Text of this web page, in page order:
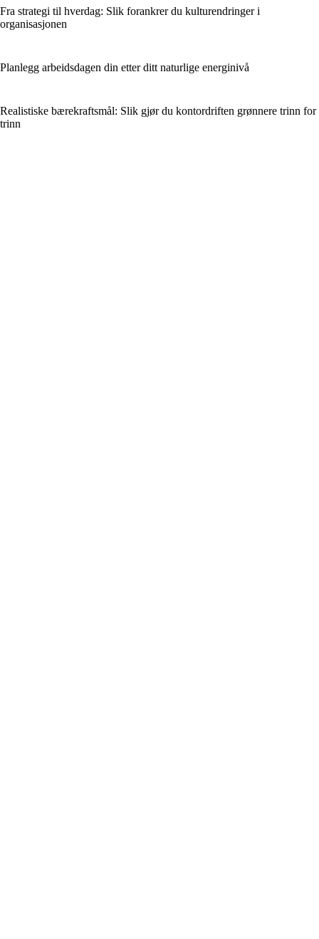
Fra strategi til hverdag: Slik forankrer du kulturendringer i
organisasjonen
Planlegg arbeidsdagen din etter ditt naturlige energinivå
Realistiske bærekraftsmål: Slik gjør du kontordriften grønnere trinn for
trinn